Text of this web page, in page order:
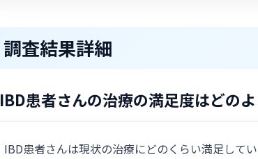
調査結果詳細
IBD患者さんの治療の満足度はどの
IBD患者さんは現状の治療にどのくらい満足してい